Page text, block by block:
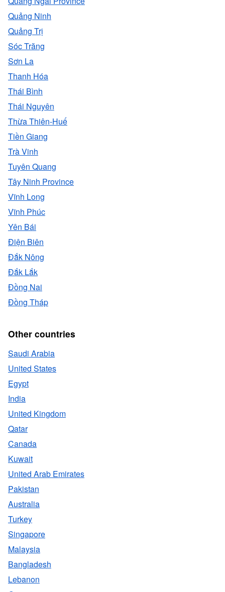
Quảng Ninh
Quảng Trị
Sóc Trăng
Sơn La
Thanh Hóa
Thái Bình
Thái Nguyên
Thừa Thiên-Huế
Tiền Giang
Trà Vinh
Tuyên Quang
Tây Ninh Province
Vĩnh Long
Vĩnh Phúc
Yên Bái
Ðiện Biên
Ðắk Nông
Đắk Lắk
Đồng Nai
Đồng Tháp
Other countries
Saudi Arabia
United States
Egypt
India
United Kingdom
Qatar
Canada
Kuwait
United Arab Emirates
Pakistan
Australia
Turkey
Singapore
Malaysia
Bangladesh
Lebanon